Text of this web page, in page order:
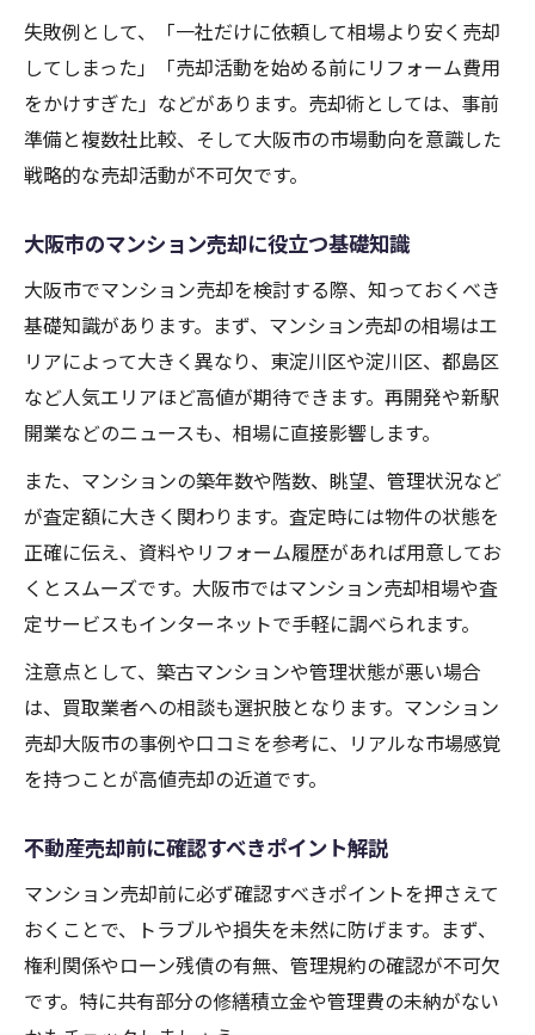
大阪市で参考にしたい売却事例と相場情報
相場データを活用した不動産売却の判断軸
高値で売るためのマンション相場チェック
法
失敗例として、「一社だけに依頼して相場より安く売却
してしまった」「売却活動を始める前にリフォーム費用
をかけすぎた」などがあります。売却術としては、事前
準備と複数社比較、そして大阪市の市場動向を意識した
戦略的な売却活動が不可欠です。
大阪市のマンション売却に役立つ基礎知識
大阪市でマンション売却を検討する際、知っておくべき
基礎知識があります。まず、マンション売却の相場はエ
リアによって大きく異なり、東淀川区や淀川区、都島区
など人気エリアほど高値が期待できます。再開発や新駅
開業などのニュースも、相場に直接影響します。
また、マンションの築年数や階数、眺望、管理状況など
が査定額に大きく関わります。査定時には物件の状態を
正確に伝え、資料やリフォーム履歴があれば用意してお
くとスムーズです。大阪市ではマンション売却相場や査
定サービスもインターネットで手軽に調べられます。
注意点として、築古マンションや管理状態が悪い場合
は、買取業者への相談も選択肢となります。マンション
売却大阪市の事例や口コミを参考に、リアルな市場感覚
を持つことが高値売却の近道です。
不動産売却前に確認すべきポイント解説
マンション売却前に必ず確認すべきポイントを押さえて
おくことで、トラブルや損失を未然に防げます。まず、
権利関係やローン残債の有無、管理規約の確認が不可欠
です。特に共有部分の修繕積立金や管理費の未納がない